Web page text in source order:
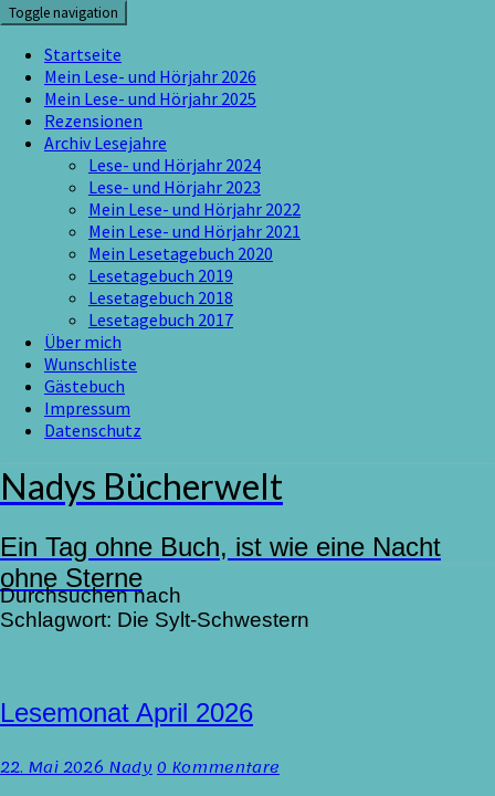
Skip
to
content
Toggle navigation
Startseite
Mein Lese- und Hörjahr 2026
Mein Lese- und Hörjahr 2025
Rezensionen
Archiv Lesejahre
Lese- und Hörjahr 2024
Lese- und Hörjahr 2023
Mein Lese- und Hörjahr 2022
Mein Lese- und Hörjahr 2021
Mein Lesetagebuch 2020
Lesetagebuch 2019
Lesetagebuch 2018
Lesetagebuch 2017
Über mich
Wunschliste
Gästebuch
Impressum
Datenschutz
Nadys Bücherwelt
Ein Tag ohne Buch, ist wie eine Nacht
ohne Sterne
Durchsuchen nach
Schlagwort: Die Sylt-Schwestern
Lesemonat
April
Lesemonat April 2026
22. Mai 2026NadyKommentare
0 Kommentare